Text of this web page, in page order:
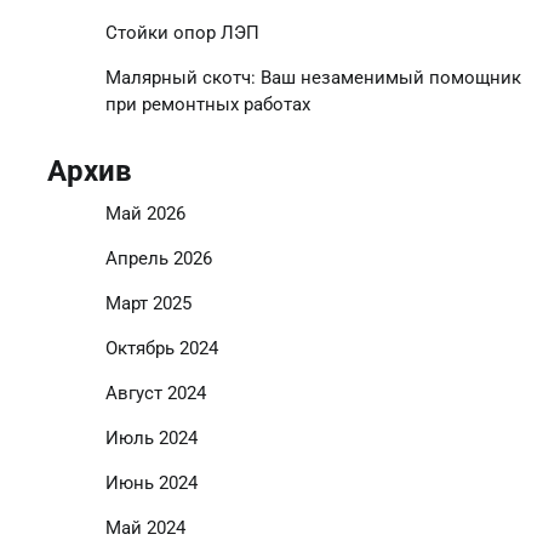
Стойки опор ЛЭП
Малярный скотч: Ваш незаменимый помощник
при ремонтных работах
Архив
Май 2026
Апрель 2026
Март 2025
Октябрь 2024
Август 2024
Июль 2024
Июнь 2024
Май 2024